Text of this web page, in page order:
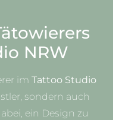
NRW
imTattoo Studio
sondern auch
ein Design zu